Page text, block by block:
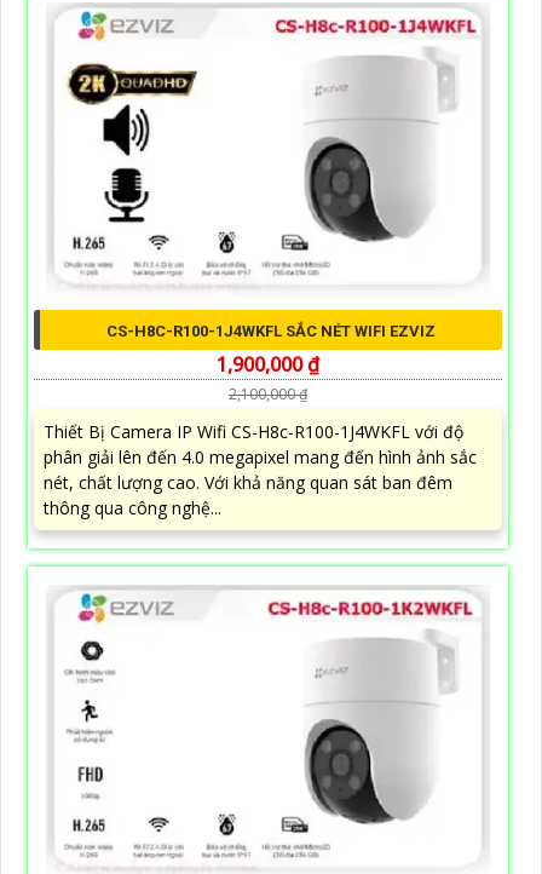
CS-H8C-R100-1J4WKFL SẮC NÉT WIFI EZVIZ
1,900,000 ₫
2,100,000 ₫
Thiết Bị Camera IP Wifi CS-H8c-R100-1J4WKFL với độ
phân giải lên đến 4.0 megapixel mang đến hình ảnh sắc
nét, chất lượng cao. Với khả năng quan sát ban đêm
thông qua công nghệ...